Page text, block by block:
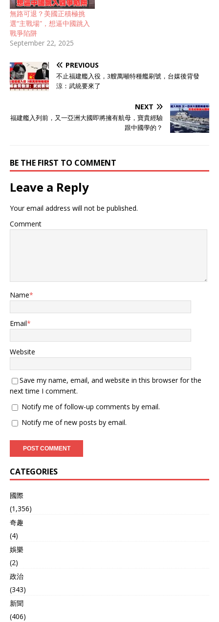
無路可退？美國正積極挑
選“主戰場”，想逼中國跳入
戰爭陷阱
September 22, 2025
PREVIOUS
不止福建艦入役，3艘萬噸特種艦刷號，台媒後背發
涼：武統要來了
NEXT
福建艦入列前，又一亞洲大國即將擁有航母，寶貴經驗
跟中國學的？
BE THE FIRST TO COMMENT
Leave a Reply
Your email address will not be published.
Comment
Name*
Email*
Website
Save my name, email, and website in this browser for the
next time I comment.
Notify me of follow-up comments by email.
Notify me of new posts by email.
CATEGORIES
國際
(1,356)
奇趣
(4)
娛樂
(2)
政治
(343)
新聞
(406)